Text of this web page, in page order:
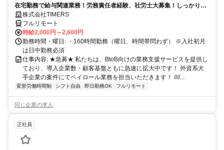
在宅勤務で給与関連業務！労務責任者経験、社労士大募集！しっかり稼
ぎたい方、注目！
株式会社TIMERS
フルリモート
時給2,000円～2,600円
勤務時間・曜日: ・160時間勤務（曜日、時間帯問わず） ※入社初月
は日中勤務必須
仕事内容: ★急募★ 私たちは、BtoB向けの業務支援サービスを提供し
ており、導入企業数・顧客基盤ともに急速に拡大中です！ 外資系大
手企業の案件にてペイロール業務を担当いただきます！ ////...
変形労働時間制 シフト自由 即日勤務OK フルリモート
同じ企業の求人
正社員